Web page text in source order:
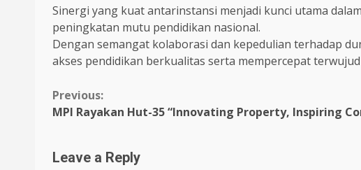
Sinergi yang kuat antarinstansi menjadi kunci utama
peningkatan mutu pendidikan nasional.
Dengan semangat kolaborasi dan kepedulian terhadap
akses pendidikan berkualitas serta mempercepat
Continue
Reading
Previous:
MPI Rayakan Hut-35 “Innovating Property, Inspiring
Leave a Reply